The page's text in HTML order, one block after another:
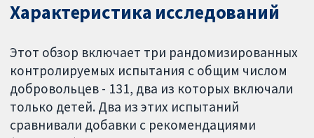
Характеристика исследований
Этот обзор включает три рандомизированных
контролируемых испытания с общим числом
добровольцев - 131, два из которых включали
только детей. Два из этих испытаний
сравнивали добавки с рекомендациями